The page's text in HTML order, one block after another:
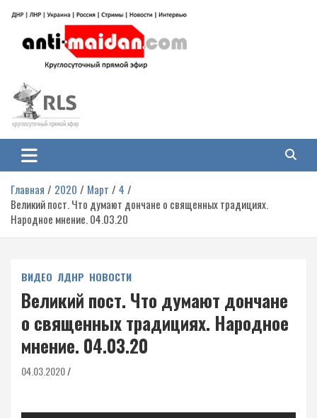
содержимому
Антимайдан: Гражданская война
на Украине
гражданской войне на Украине, включая события в Новороссии, ДНР,
ЛНР и других регионах.
Главная 2020 Март
4
Великий пост. Что думают дончане о священных традициях.
Народное мнение. 04.03.20
ВИДЕО ЛДНР НОВОСТИ
Великий пост. Что думают дончане
о священных традициях. Народное
мнение. 04.03.20
04.03.2020